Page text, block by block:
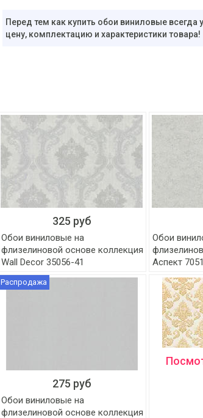
Перед тем как купить обои виниловые всегда
цену, комплектацию и характеристики товара!
325 руб
Обои виниловые на
флизелиновой основе коллекция
Wall Decor 35056-41
Обои
Аспект
Распродажа
275 руб
Обои виниловые на
флизелиновой основе коллекция